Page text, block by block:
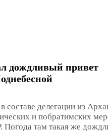
дождливый привет
делегации из
и побратимских
там такая же